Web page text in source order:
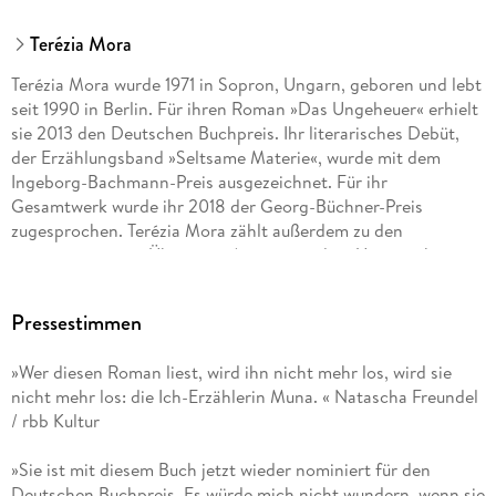
Terézia Mora
Terézia Mora wurde 1971 in Sopron, Ungarn, geboren und lebt
seit 1990 in Berlin. Für ihren Roman »Das Ungeheuer« erhielt
sie 2013 den Deutschen Buchpreis. Ihr literarisches Debüt,
der Erzählungsband »Seltsame Materie«, wurde mit dem
Ingeborg-Bachmann-Preis ausgezeichnet. Für ihr
Gesamtwerk wurde ihr 2018 der Georg-Büchner-Preis
zugesprochen. Terézia Mora zählt außerdem zu den
renommiertesten Übersetzer*innen aus dem Ungarischen.
Pressestimmen
»Wer diesen Roman liest, wird ihn nicht mehr los, wird sie
nicht mehr los: die Ich-Erzählerin Muna. « Natascha Freundel
/ rbb Kultur
»Sie ist mit diesem Buch jetzt wieder nominiert für den